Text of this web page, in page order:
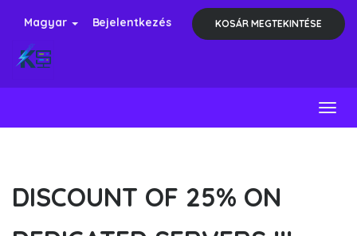
Magyar Bejelentkezés KOSÁR MEGTEKINTÉSE
DISCOUNT OF 25% ON